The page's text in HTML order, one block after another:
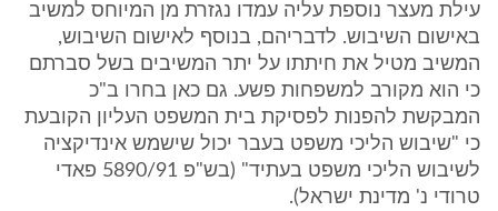
עילת מעצר נוספת עליה עמדו נגזרת מן המיוחס למשיב
באישום השיבוש. לדבריהם, בנוסף לאישום השיבוש,
המשיב מטיל את חיתתו על יתר המשיבים בשל סברתם
כי הוא מקורב למשפחות פשע. גם כאן בחרו ב"כ
המבקשת להפנות לפסיקת בית המשפט העליון הקובעת
כי "שיבוש הליכי משפט בעבר יכול שישמש אינדיקציה
לשיבוש הליכי משפט בעתיד" (בש"פ 5890/91 פאדי
טרודי נ' מדינת ישראל).